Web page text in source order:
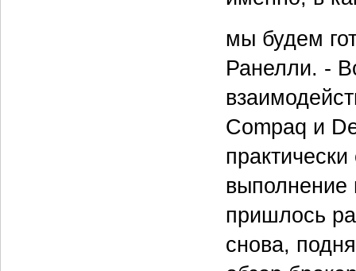
мы будем
Ранелли. -
Compaq и
пришлось
снова,